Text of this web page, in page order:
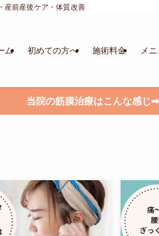
産前産後ケア・体質改善
ム 初めての方へ 施術料金 メ
当院の筋膜治療はこんな感じ➡